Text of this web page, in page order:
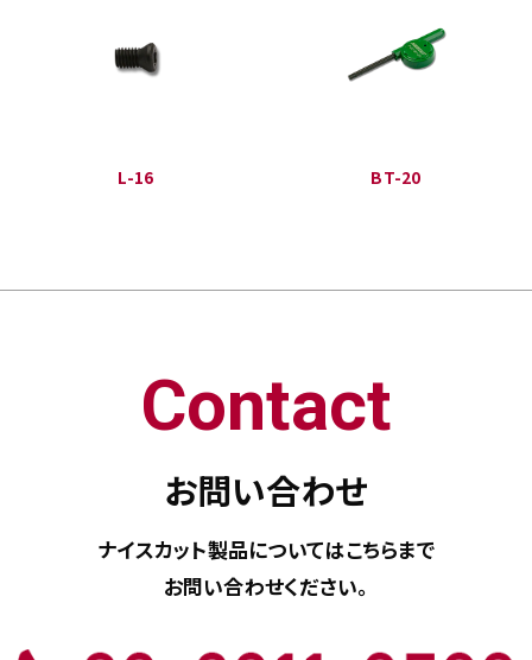
L-16 BT-20
Contact
お問い合わせ
ナイスカット製品についてはこちらまで
お問い合わせください。